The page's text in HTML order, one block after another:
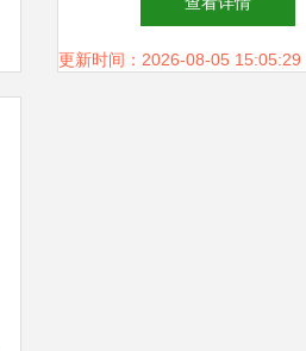
制品有限公司的市场优
更新时间：2026-08-05 15:05:29